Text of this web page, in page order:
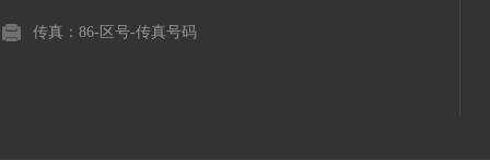
传真：86-区号-传真号码